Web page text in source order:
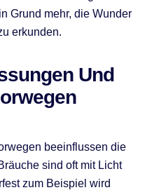
Grund mehr, die Wunder
erkunden.
Und
beeinflussen die
sind oft mit Licht
zum Beispiel wird